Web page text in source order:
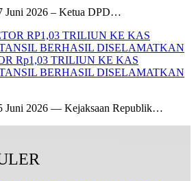
Juni 2026 – Ketua DPD…
Rp1,03 TRILIUN KE KAS
BERHASIL DISELAMATKAN
Juni 2026 — Kejaksaan Republik…